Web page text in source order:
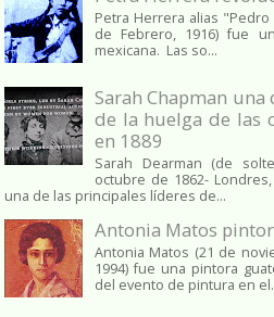
Petra Herrera alias
de Febrero, 1916) fue
mexicana. Las so...
Sarah Chapman
de la huelga de las
en 1889
Sarah Dearman (de
octubre de 1862​-
una de las principales líderes de...
Antonia Matos
Antonia Matos (21 de
1994) fue una pintora
del evento de pintura en